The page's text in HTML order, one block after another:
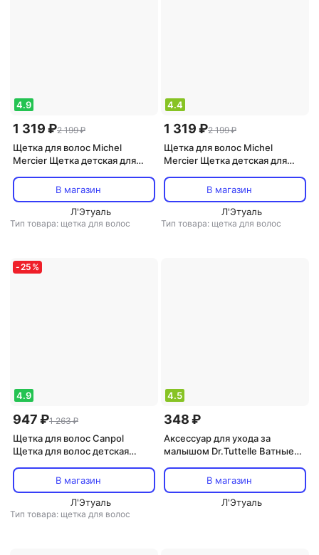
4.9
1 319 ₽2 199 ₽
Щетка для волос Michel
Mercier Щетка детская для
сахарной ваты / The Girlie
Detangling Brush for Fine hair
В магазин
Л'Этуаль
Тип товара: щетка для волос
4.4
1 319 ₽2 199 ₽
Щетка для волос Michel
Mercier Щетка детская для
разноцветной зефирки / The
Girlie Detangling Brush for
В магазин
Л'Этуаль
Тип товара: щетка для волос
-25 %
4.9
947 ₽1 263 ₽
Щетка для волос Canpol
Щетка для волос детская
мягкая с гребнем 0+ белая
В магазин
Л'Этуаль
Тип товара: щетка для волос
4.5
348 ₽
Аксессуар для ухода за
малышом Dr.Tuttelle Ватные
В магазин
Л'Этуаль